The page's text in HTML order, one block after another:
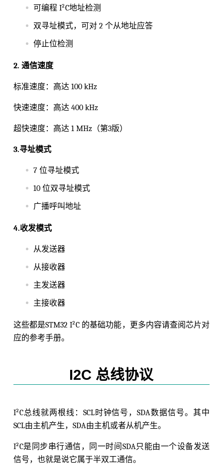
可编程 I²C地址检测
双寻址模式，可对 2 个从地址应答
停止位检测
2. 通信速度
标准速度：高达 100 kHz
快速速度：高达 400 kHz
超快速度：高达 1 MHz（第3版）
3.寻址模式
7 位寻址模式
10 位双寻址模式
广播呼叫地址
4.收发模式
从发送器
从接收器
主发送器
主接收器
这些都是STM32 I²C 的基础功能，更多内容请查阅芯片对
应的参考手册。
I2C 总线协议
I²C总线就两根线：SCL时钟信号，SDA数据信号。其中
SCL由主机产生，SDA由主机或者从机产生。
I²C是同步串行通信，同一时间SDA只能由一个设备发送
信号，也就是说它属于半双工通信。